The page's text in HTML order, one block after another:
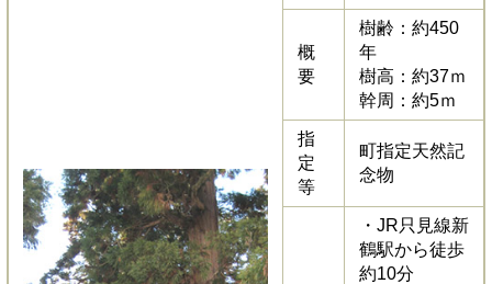
概
要
樹齢：約450
年
樹高：約37ｍ
幹周：約5ｍ
指
定
等
町指定天然記
念物
・JR只見線新
鶴駅から徒歩
約10分